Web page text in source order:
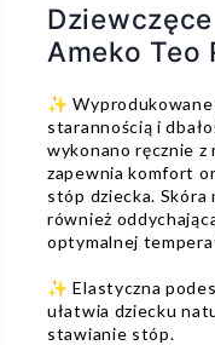
Ameko Teo
✨ Wyprodukowane
starannością i
wykonano ręcznie z
zapewnia komfort
stóp dziecka.
również
optymalnej
✨ Elastyczna
ułatwia dziecku
stawianie stóp.